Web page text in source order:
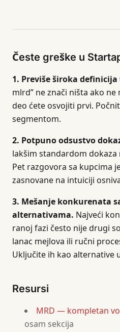
Česte greške u
1. Previše široka
mlrd” ne znači ništa ako
deo ćete osvojiti prvi.
segmentom.
2. Potpuno odsustvo
lakšim standardom dokaza
Pet razgovora sa kupcima
zasnovane na intuiciji
3. Mešanje konkurenata
alternativama. Najveći
ranoj fazi često nije drugi
lanac mejlova ili ručni
Uključite ih kao alternative
Resursi
MRD — kompletan
osam sekcija